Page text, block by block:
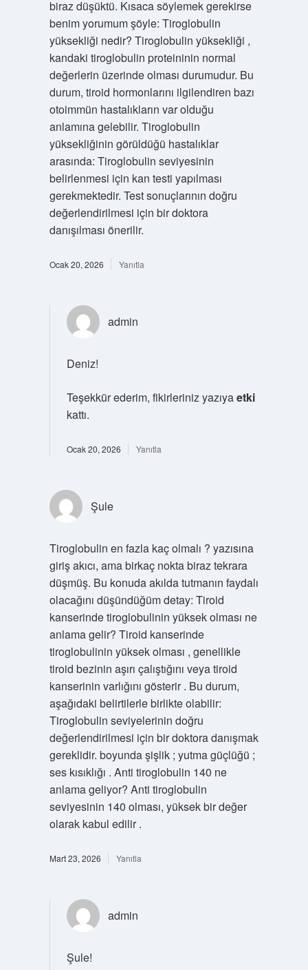
biraz düşüktü. Kısaca söylemek gerekirse
benim yorumum şöyle: Tiroglobulin
yüksekliği nedir? Tiroglobulin yüksekliği ,
kandaki tiroglobulin proteininin normal
değerlerin üzerinde olması durumudur. Bu
durum, tiroid hormonlarını ilgilendiren bazı
otoimmün hastalıkların var olduğu
anlamına gelebilir. Tiroglobulin
yüksekliğinin görüldüğü hastalıklar
arasında: Tiroglobulin seviyesinin
belirlenmesi için kan testi yapılması
gerekmektedir. Test sonuçlarının doğru
değerlendirilmesi için bir doktora
danışılması önerilir.
Ocak 20, 2026 Yanıtla
admin
Deniz!
Teşekkür ederim, fikirleriniz yazıyaetki
kattı.
Ocak 20, 2026 Yanıtla
Şule
Tiroglobulin en fazla kaç olmalı ? yazısına
giriş akıcı, ama birkaç nokta biraz tekrara
düşmüş. Bu konuda akılda tutmanın faydalı
olacağını düşündüğüm detay: Tiroid
kanserinde tiroglobulinin yüksek olması ne
anlama gelir? Tiroid kanserinde
tiroglobulinin yüksek olması , genellikle
tiroid bezinin aşırı çalıştığını veya tiroid
kanserinin varlığını gösterir . Bu durum,
aşağıdaki belirtilerle birlikte olabilir:
Tiroglobulin seviyelerinin doğru
değerlendirilmesi için bir doktora danışmak
gereklidir. boyunda şişlik ; yutma güçlüğü ;
ses kısıklığı . Anti tiroglobulin 140 ne
anlama geliyor? Anti tiroglobulin
seviyesinin 140 olması, yüksek bir değer
olarak kabul edilir .
Mart 23, 2026 Yanıtla
admin
Şule!